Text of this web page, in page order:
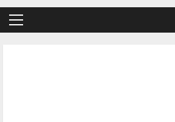
Primary